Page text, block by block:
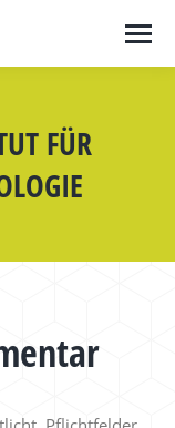
FÜR